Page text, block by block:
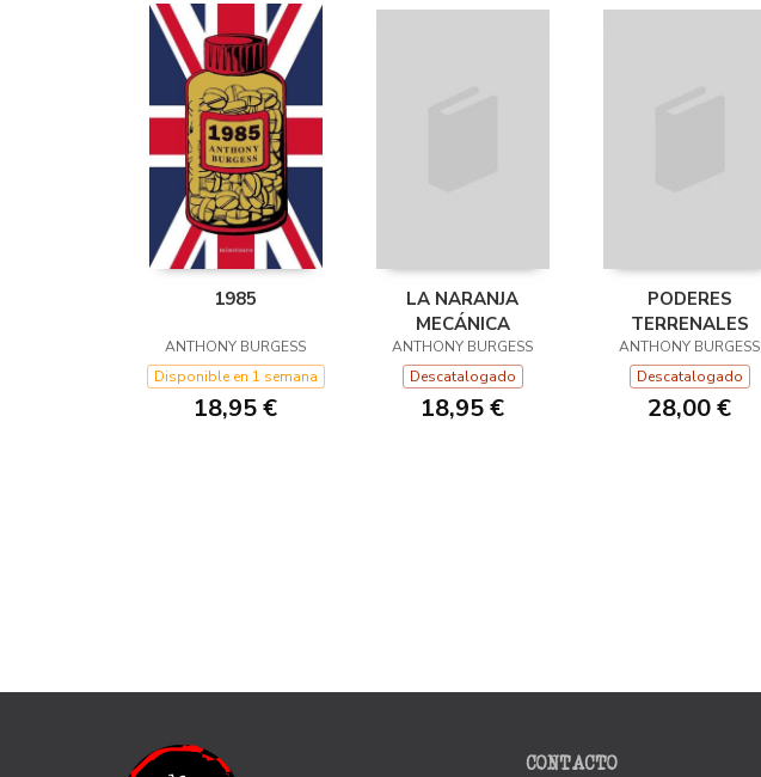
1985
ANTHONY BURGESS
Disponible en 1 semana
18,95 €
LA NARANJA
MECÁNICA
ANTHONY BURGESS
Descatalogado
18,95 €
PODERES
TERRENALES
ANTHONY BURGESS
Descatalogado
28,00 €
CONTACTO